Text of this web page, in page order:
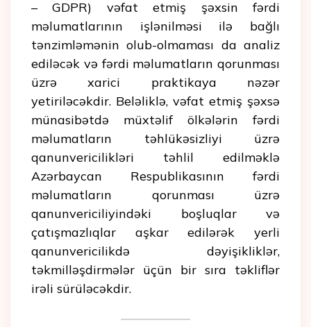
– GDPR) vəfat etmiş şəxsin fərdi
məlumatlarının işlənilməsi ilə bağlı
tənzimləmənin olub-olmaması da analiz
ediləcək və fərdi məlumatların qorunması
üzrə xarici praktikaya nəzər
yetiriləcəkdir. Beləliklə, vəfat etmiş şəxsə
münasibətdə müxtəlif ölkələrin fərdi
məlumatların təhlükəsizliyi üzrə
qanunvericilikləri təhlil edilməklə
Azərbaycan Respublikasının fərdi
məlumatların qorunması üzrə
qanunvericiliyindəki boşluqlar və
çatışmazlıqlar aşkar edilərək yerli
qanunvericilikdə dəyişikliklər,
təkmilləşdirmələr üçün bir sıra təkliflər
irəli sürüləcəkdir.